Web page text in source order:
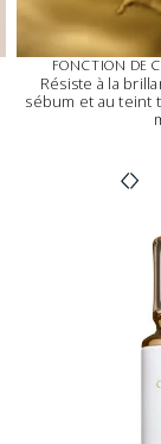
FONCTION DE
Résiste à la
sébum et au teint